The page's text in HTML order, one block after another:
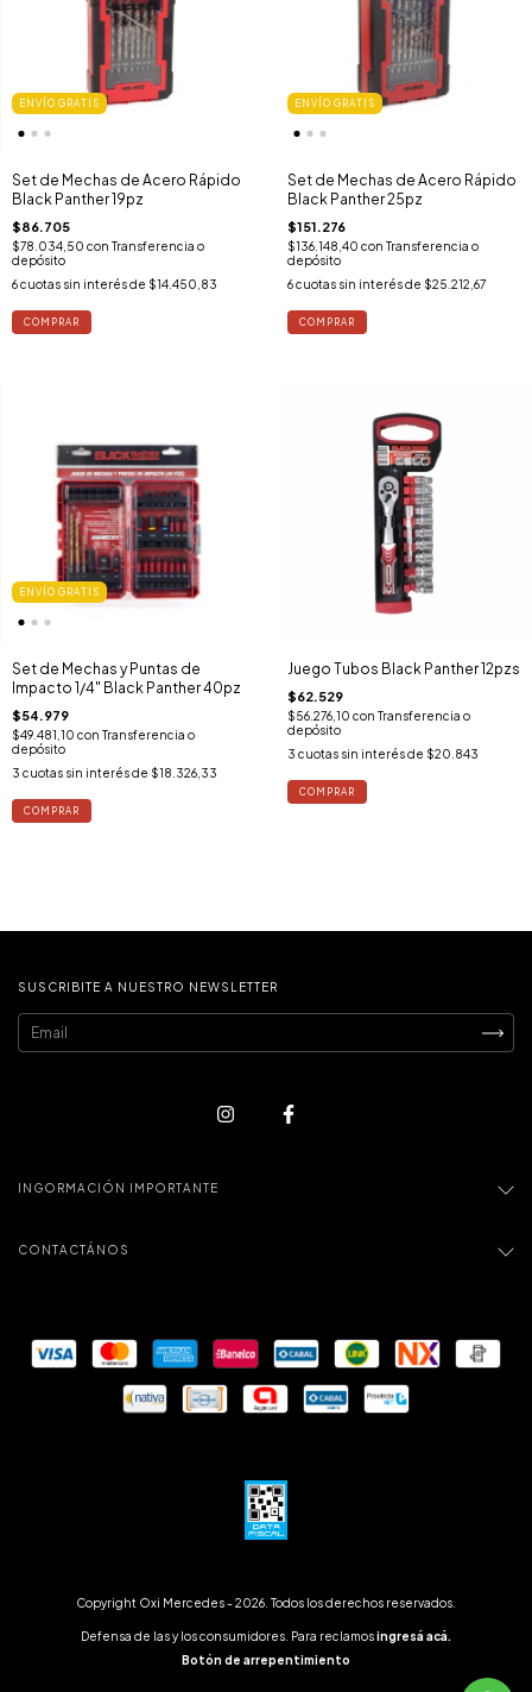
ENVÍO GRATIS
Set de Mechas de Acero Rápido
Black Panther 19pz
$86.705
$78.034,50 con Transferencia o
depósito
6cuotas sin interés de $14.450,83
ENVÍO GRATIS
Set de Mechas de Acero Rápido
Black Panther 25pz
$151.276
$136.148,40 con Transferencia o
depósito
6 cuotas sin interés de $25.212,67
ENVÍO GRATIS
Set de Mechas y Puntas de
Impacto 1/4" Black Panther 40pz
$54.979
$49.481,10 con Transferencia o
depósito
3 cuotas sin interés de $18.326,33
Juego Tubos Black Panther 12pzs
$62.529
$56.276,10 con Transferencia o
depósito
3 cuotas sin interés de $20.843
SUSCRIBITE A NUESTRO NEWSLETTER
INGORMACIÓN IMPORTANTE
CONTACTÁNOS
Copyright Oxi Mercedes - 2026. Todos los derechos reservados.
Defensa de las y los consumidores. Para reclamosingresá acá.
Botón de arrepentimiento